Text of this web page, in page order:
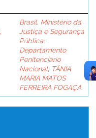
Brasil. Ministério da
Justiça e Segurança
Pública;
Departamento
Penitenciário
Nacional; TÂNIA
MARIA MATOS
FERREIRA FOGAÇA